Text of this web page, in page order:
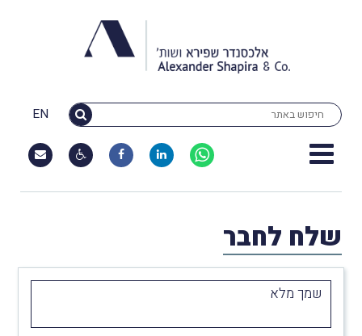
EN
שלח לחבר
שמך מלא